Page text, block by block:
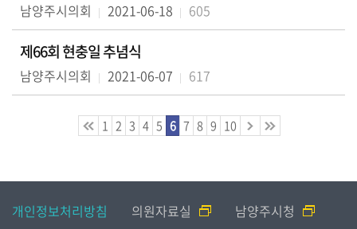
이
용
안
내
남양주시의회 2021-06-18 605
제66회 현충일 추념식
남양주시의회 2021-06-07 617
1 2 3 4 5 6 7 8 9 10
개인정보처리방침 의원자료실 남양주시청